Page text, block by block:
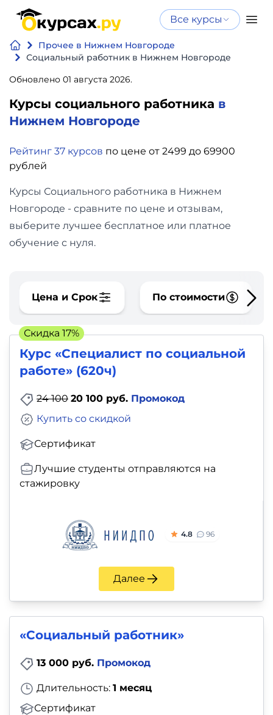
Все курсы
Прочее в Нижнем Новгороде
Социальный работник в Нижнем Новгороде
Обновлено 01 августа 2026.
Курсы социального работника в
Нижнем Новгороде
Рейтинг 37 курсов по цене от 2499 до 69900
рублей
Курсы Социального работника в Нижнем
Новгороде - сравните по цене и отзывам,
выберите лучшее бесплатное или платное
обучение с нуля.
Цена и Срок По стоимости
Курс «Специалист по социальной
работе» (620ч)
24 100 20 100 руб. Промокод
Сертификат
Купить со скидкой
Лучшие студенты отправляются на
стажировку
4.8 96
Далее
Скидка 17%
«Социальный работник»
13 000 руб. Промокод
Длительность: 1 месяц
Сертификат
Нейросеть
и ИИ
Программирование
Бизнес
финансы
Дизайн
Аналитика
аудио
Маркетинг
Иностранный
язык
Для
детей
Красота,
здоровье,
Психология
саморазвитие
Прочее
Репетиторы
Тесты
на
профориентацию
Нейросеть и ИИ
интеллекту
Курсы по нейросетям